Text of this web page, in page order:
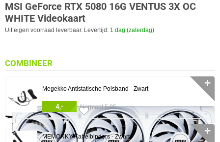
MSI GeForce RTX 5080 16G VENTUS 3X OC
WHITE Videokaart
Uit eigen voorraad leverbaar. Levertijd: 1 dag (zaterdag)
86x
COMBINEER
Megekko Antistatische Polsband - Zwart
4,- Normaal 5,95
✛
MEMONKY Kabelbinders - Zwart
✛